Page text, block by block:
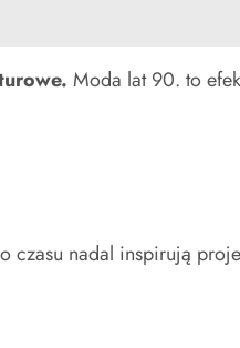
Moda lat 90. to
nadal inspirują